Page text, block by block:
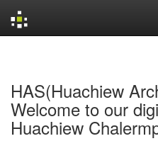
HAS(Huachiew
Welcome to our
Huachiew